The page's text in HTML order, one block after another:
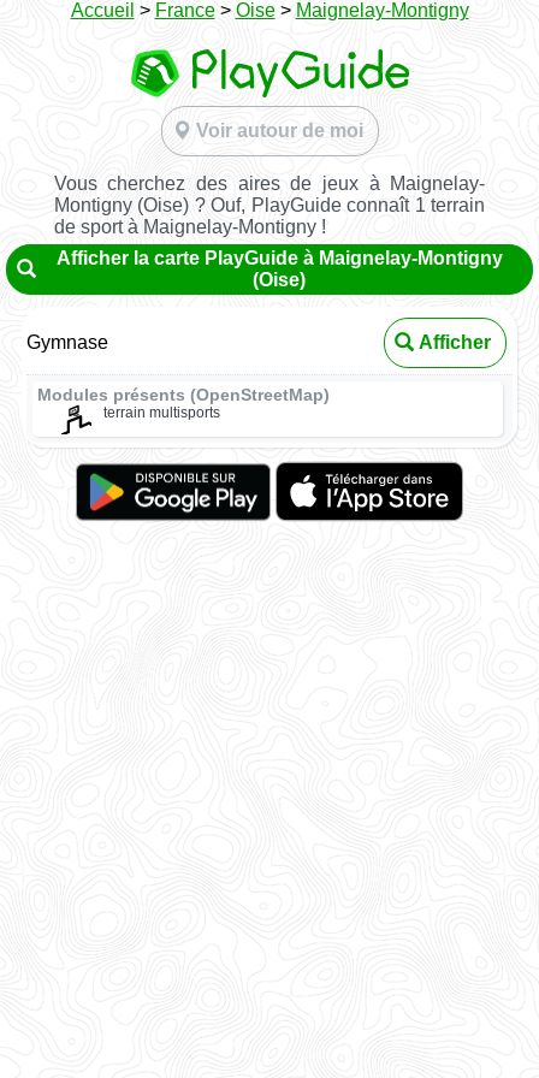
Accueil > France> Oise> Maignelay-Montigny
Voir autour de moi
Vous cherchez des aires de jeux à Maignelay-
Montigny (Oise) ? Ouf, PlayGuide connaît 1 terrain
de sport à Maignelay-Montigny !
Afficher la carte PlayGuide à Maignelay-Montigny
(Oise)
Gymnase Afficher
Modules présents (OpenStreetMap)
terrain multisports